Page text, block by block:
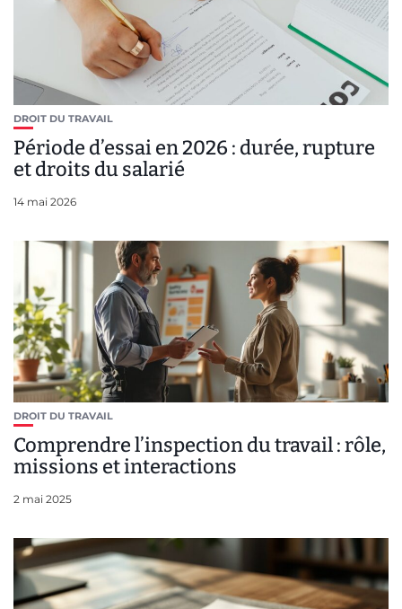
DROIT DU TRAVAIL
Période d’essai en 2026 : durée, rupture
et droits du salarié
14 mai 2026
DROIT DU TRAVAIL
Comprendre l’inspection du travail : rôle,
missions et interactions
2 mai 2025